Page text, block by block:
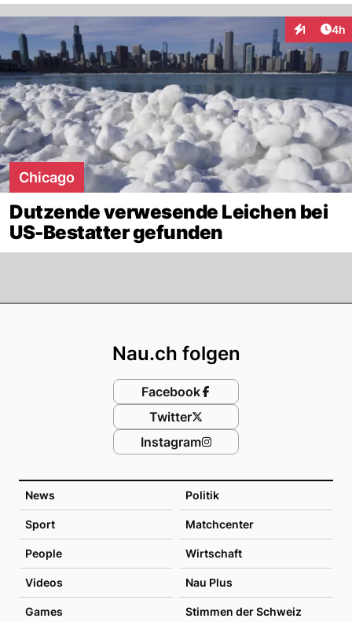
1 4h
Chicago
Dutzende verwesende Leichen bei
US-Bestatter gefunden
News Politik
Sport Matchcenter
People Wirtschaft
Videos Nau Plus
Games Stimmen der Schweiz
Nau.ch folgen
Facebook
Twitter
Instagram